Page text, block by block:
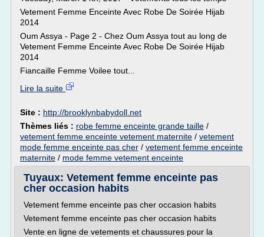
Vetement Femme Enceinte Avec Robe De Soirée Hijab
2014
Oum Assya - Page 2 - Chez Oum Assya tout au long de
Vetement Femme Enceinte Avec Robe De Soirée Hijab
2014
Fiancaille Femme Voilee tout...
Lire la suite
Site : http://brooklynbabydoll.net
Thèmes liés : robe femme enceinte grande taille /
vetement femme enceinte vetement maternite / vetement
mode femme enceinte pas cher / vetement femme enceinte
maternite / mode femme vetement enceinte
Tuyaux: Vetement femme enceinte pas
cher occasion habits
Vetement femme enceinte pas cher occasion habits
Vetement femme enceinte pas cher occasion habits
Vente en ligne de vetements et chaussures pour la